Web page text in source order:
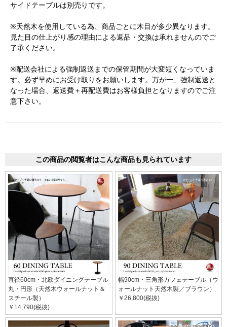
サイドテーブルは別売りです。
※天然木を使用している為、商品ごとに木目が多少異なります。
見た目の仕上がり感の理由による返品・交換は承れませんのでご
了承ください。
※配送会社による強制返送までの保管期間が大変短くなっていま
す。必ず早めにお受け取りをお願いします。万が一、強制返送と
なった場合、返送費＋再配送費はお客様負担となりますのでご注
意下さい。
この商品の閲覧者はこんな商品も見られています
直径60cm・北欧ダイニングテーブル
丸・円形（天然木ウォールナット＆
スチール製）
￥14,790(税抜)
幅90cm・三角形カフェテーブル（ウ
ォールナット天然木製／ブラウン）
￥26,800(税抜)